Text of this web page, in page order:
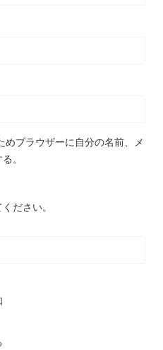
めブラウザーに自分の名前、メ
。
ださい。